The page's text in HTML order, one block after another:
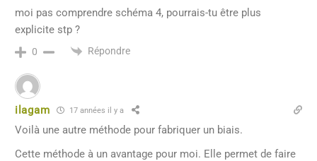
moi pas comprendre schéma 4, pourrais-tu être plus
explicite stp ?
0 Répondre
ilagam 17 années il y a
Voilà une autre méthode pour fabriquer un biais.
Cette méthode à un avantage pour moi. Elle permet de faire